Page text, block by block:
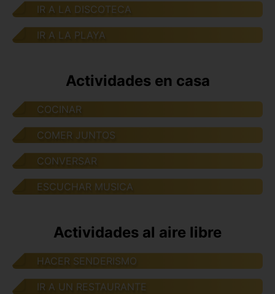
IR A LA DISCOTECA
IR A LA PLAYA
Actividades en casa
COCINAR
COMER JUNTOS
CONVERSAR
ESCUCHAR MUSICA
Actividades al aire libre
HACER SENDERISMO
IR A UN RESTAURANTE